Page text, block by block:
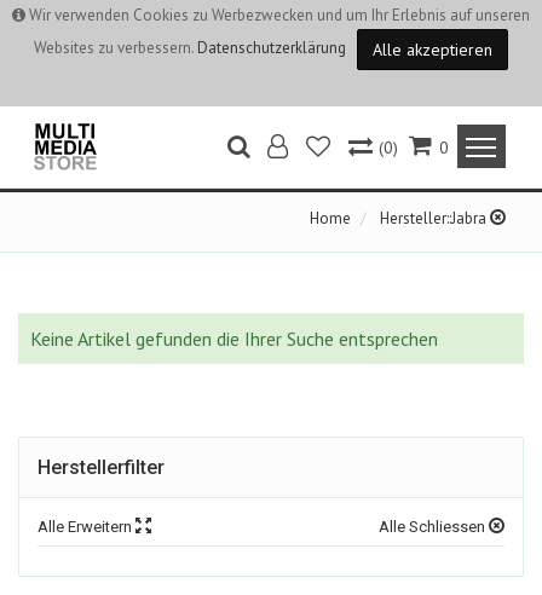
Wir verwenden Cookies zu Werbezwecken und um Ihr Erlebnis auf unseren
Websites zu verbessern. Datenschutzerklärung Alle akzeptieren
0
(0)
Home Hersteller::Jabra
Keine Artikel gefunden die Ihrer Suche entsprechen
Herstellerfilter
Alle Erweitern Alle Schliessen